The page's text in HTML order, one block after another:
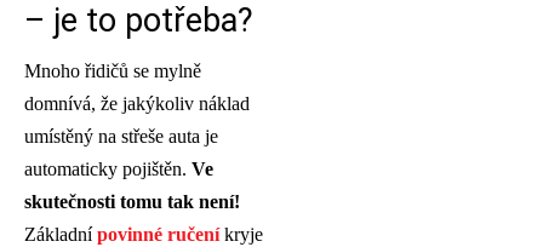
– je to potřeba?
Mnoho řidičů se mylně
domnívá, že jakýkoliv náklad
umístěný na střeše auta je
automaticky pojištěn. Ve
skutečnosti tomu tak není!
Základnípovinné ručeníkryje